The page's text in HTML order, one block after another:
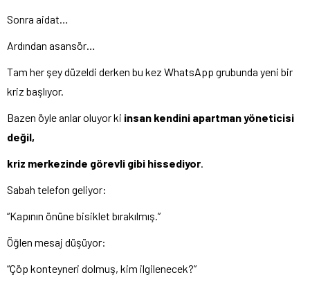
Sonra aidat…
Ardından asansör…
Tam her şey düzeldi derken bu kez WhatsApp grubunda yeni bir
kriz başlıyor.
Bazen öyle anlar oluyor ki insan kendini apartman yöneticisi
değil,
kriz merkezinde görevli gibi hissediyor.
Sabah telefon geliyor:
“Kapının önüne bisiklet bırakılmış.”
Öğlen mesaj düşüyor:
“Çöp konteyneri dolmuş, kim ilgilenecek?”